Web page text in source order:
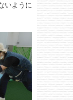
いように